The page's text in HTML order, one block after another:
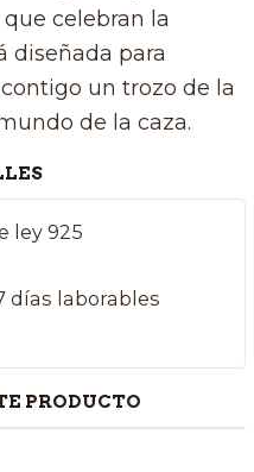
celebran la
diseñada para
un trozo de la
de la caza.
ley 925
días laborables
PRODUCTO